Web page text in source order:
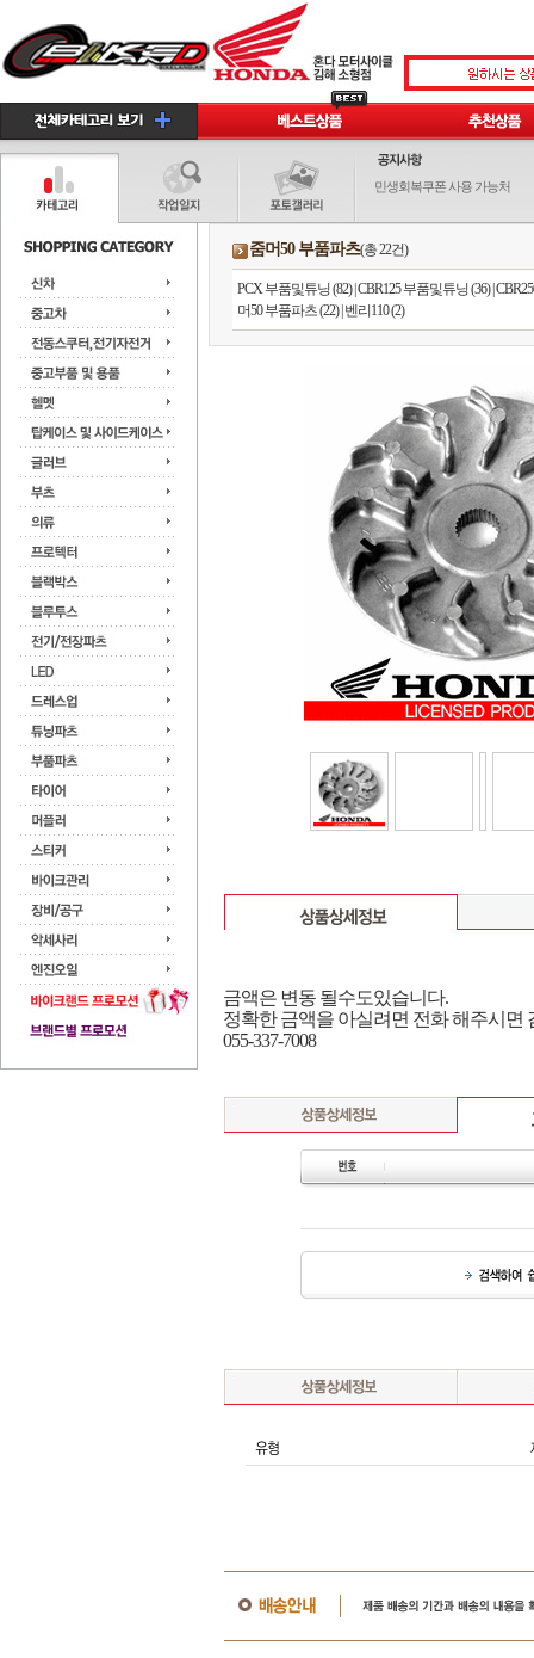
민생회복쿠폰 사용 가능처
줌머50 부품파츠(총 22건)
PCX 부품및튜닝 (82)|CBR125 부품및튜닝 (36)|
머50 부품파츠 (22)| 벤리110 (2)
금액은 변동 될수도있습니다.
정확한 금액을 아실려면 전화 해주시면
055-337-7008